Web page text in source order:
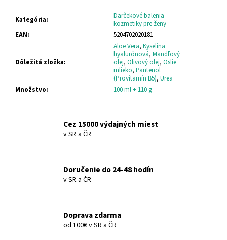
Kategória:
Darčekové balenia
kozmetiky pre ženy
EAN: 5204702020181
Dôležitá zložka:
Aloe Vera, Kyselina
hyalurónová, Mandľový
olej, Olivový olej, Oslie
mlieko, Pantenol
(Provitamín B5), Urea
Množstvo: 100 ml + 110 g
Cez 15000 výdajných miest
v SR a ČR
Doručenie do 24-48 hodín
v SR a ČR
Doprava zdarma
od 100€ v SR a ČR
MILK
MYDLO
SOAP